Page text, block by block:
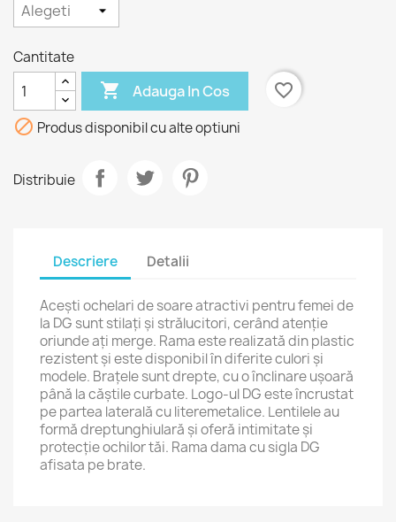
Cantitate
 Adauga In Cos
favorite_border
 Produs disponibil cu alte optiuni
Distribuie
Descriere Detalii
Acești ochelari de soare atractivi pentru femei de
la DG sunt stilați și strălucitori, cerând atenție
oriunde ați merge. Rama este realizată din plastic
rezistent și este disponibil în diferite culori și
modele. Brațele sunt drepte, cu o înclinare ușoară
până la căștile curbate. Logo-ul DG este încrustat
pe partea laterală cu literemetalice. Lentilele au
formă dreptunghiulară și oferă intimitate și
protecție ochilor tăi. Rama dama cu sigla DG
afisata pe brate.